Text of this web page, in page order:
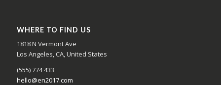
WHERE TO FIND US
1818 N Vermont Ave
Los Angeles, CA, United States
(555) 774 433
hello@en2017.com